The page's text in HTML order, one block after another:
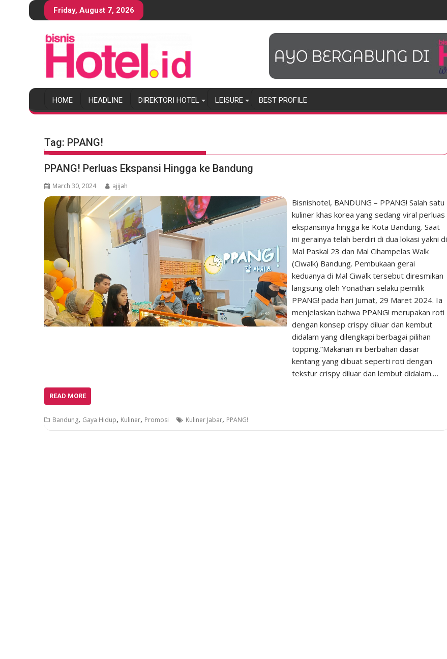
S
k
o
t
Friday, August 7, 2026
HOME HEADLINE DIREKTORI HOTEL LEISURE BEST PROFILE
Tag: PPANG!
PPANG! Perluas Ekspansi Hingga ke Bandung
March 30, 2024 ajijah
Bisnishotel, BANDUNG – PPANG! Salah satu
kuliner khas korea yang sedang viral perluas
ekspansinya hingga ke Kota Bandung. Saat
ini gerainya telah berdiri di dua lokasi yakni di
Mal Paskal 23 dan Mal Cihampelas Walk
(Ciwalk) Bandung. Pembukaan gerai
keduanya di Mal Ciwalk tersebut diresmikan
langsung oleh Yonathan selaku pemilik
PPANG! pada hari Jumat, 29 Maret 2024. Ia
menjelaskan bahwa PPANG! merupakan roti
dengan konsep crispy diluar dan kembut
didalam yang dilengkapi berbagai pilihan
topping.”Makanan ini berbahan dasar
kentang yang dibuat seperti roti dengan
tekstur crispy diluar dan lembut didalam.…
READ MORE
Bandung, Gaya Hidup, Kuliner, Promosi Kuliner Jabar, PPANG!